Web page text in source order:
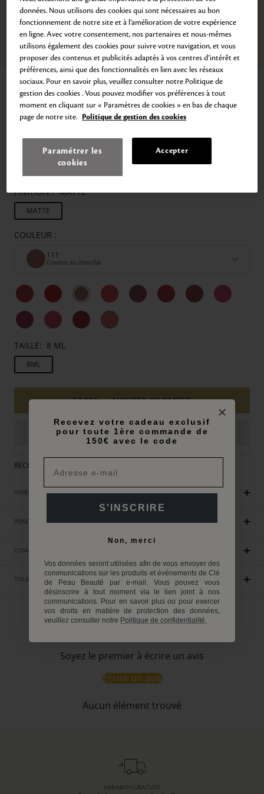
Aller
slide
1
Aller
au
slide
2
Aller
au
slide
3
Aller
au
slide
4
Aller
slide
5
Accueil Rouge Crème Mat
ROUGE CRÈME MAT
Rouge Mat Hydratant 8H
59,00€ 7.375,00€/L
8ml
Une finition mate profonde avec une couleur intensément riche. Une
sensation crémeuse exquise qui caresse les lèvres.
FINITION : MATTE
MATTE
COULEUR :
111
Cosmos au chocolat
TAILLE: 8 ML
8ML
59,00€ AJOUTER AU PANIER
RECEVEZ UN CADEAU EXCLUSIF DES 250€ D'ACHAT
APERÇU
PRINCIPAUX AVANTAGES
COMMENT UTILISER
TOUS LES INGRÉDIENTS
Avis Clients
Soyez le premier à écrire un avis
Écrire un avis
Aucun élément trouvé
LIVRAISON GRATUITE
données. Nous utilisons des cookies qui sont nécessaires au bon
fonctionnement de notre site et à l’amélioration de votre expérience
en ligne. Avec votre consentement, nos partenaires et nous-mêmes
utilisons également des cookies pour suivre votre navigation, et vous
proposer des contenus et publicités adaptés à vos centres d’intérêt et
préférences, ainsi que des fonctionnalités en lien avec les réseaux
sociaux. Pour en savoir plus, veuillez consulter notre Politique de
gestion des cookies . Vous pouvez modifier vos préférences à tout
moment en cliquant sur « Paramètres de cookies » en bas de chaque
page de notre site. Politique de gestion des cookies
Paramétrer les
cookies
Accepter
Recevez votre cadeau exclusif
pour toute 1ère commande de
150€ avec le code
S'INSCRIRE
Non, merci
Vos données seront utilisées afin de vous envoyer des
communications sur les produits et événements de Clé
de Peau Beauté par e-mail. Vous pouvez vous
désinscrire à tout moment via le lien joint à nos
communications. Pour en savoir plus ou pour exercer
vos droits en matière de protection des données,
veuillez consulter notre Politique de confidentialité.